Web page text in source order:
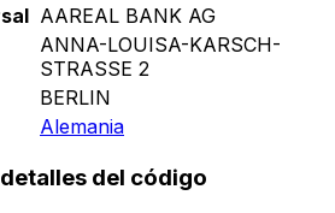
AAREAL BANK AG
ANNA-LOUISA-KARSCH-
STRASSE 2
BERLIN
Alemania
detalles del código